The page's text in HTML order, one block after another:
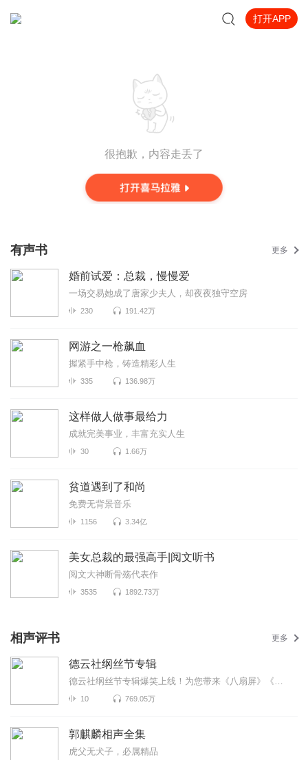
打开APP
很抱歉，内容走丢了
有声书 更多
婚前试爱：总裁，慢慢爱
一场交易她成了唐家少夫人，却夜夜独守空房
230 191.42万
网游之一枪飙血
握紧手中枪，铸造精彩人生
335 136.98万
这样做人做事最给力
成就完美事业，丰富充实人生
30 1.66万
贫道遇到了和尚
免费无背景音乐
1156 3.34亿
美女总裁的最强高手|阅文听书
阅文大神断骨殇代表作
3535 1892.73万
相声评书 更多
德云社纲丝节专辑
德云社纲丝节专辑爆笑上线！为您带来《八扇屏》《学电台》《下象棋》等高能相声！各种爆笑包袱等你解锁...
10 769.05万
郭麒麟相声全集
虎父无犬子，必属精品